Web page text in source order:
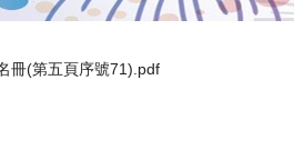
冊(第五頁序號71).pdf